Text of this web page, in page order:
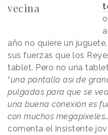
vecina
año no quiere un
sus fuerzas que los
tablet. Pero no una
“una pantalla así de
pulgadas para que se
una buena conexión es
con muchos
comenta el insistente